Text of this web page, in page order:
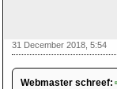
31 December 2018, 5:54
Webmaster schreef: